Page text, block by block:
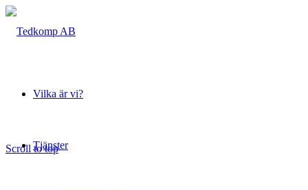
Vilka är vi?
Tjänster
Scroll to top